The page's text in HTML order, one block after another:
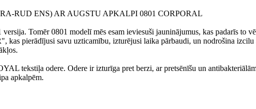
RUD ENS) AR AUGSTU APKALPI 0801 CORPORAL
Tomēr 0801 modelī mēs esam ieviesuši jauninājumus, kas padarīs to
pierādījusi savu uzticamību, izturējusi laika pārbaudi, un nodrošina izcilu
tekstiļa odere. Odere ir izturīga pret berzi, ar pretsēnīšu un
apkalpēm.